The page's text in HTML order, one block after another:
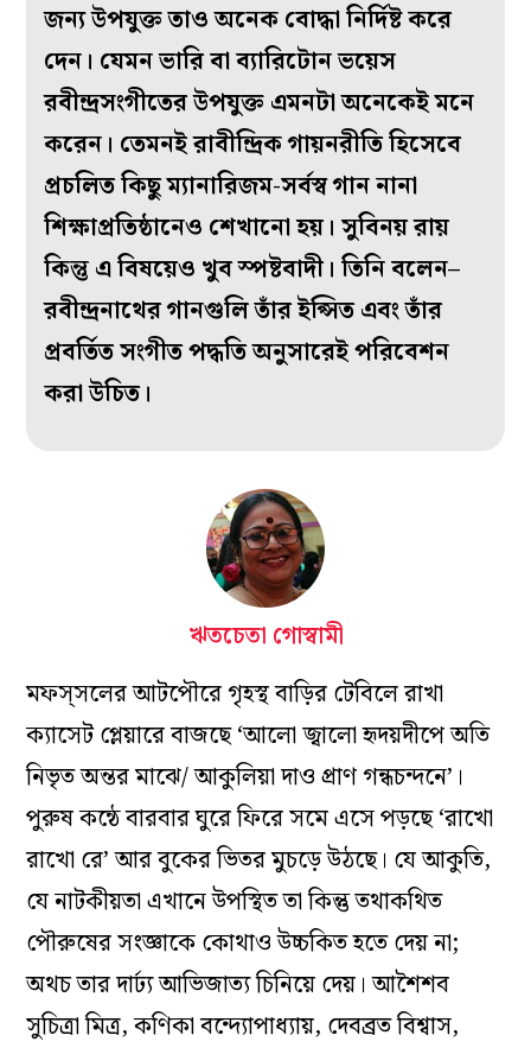
জন্য উপযুক্ত তাও অনেক বোদ্ধা নির্দিষ্ট করে
দেন। যেমন ভারি বা ব্যারিটোন ভয়েস
রবীন্দ্রসংগীতের উপযুক্ত এমনটা অনেকেই মনে
করেন। তেমনই রাবীন্দ্রিক গায়নরীতি হিসেবে
প্রচলিত কিছু ম্যানারিজম-সর্বস্ব গান নানা
শিক্ষাপ্রতিষ্ঠানেও শেখানো হয়। সুবিনয় রায়
কিন্তু এ বিষয়েও খুব স্পষ্টবাদী। তিনি বলেন–
রবীন্দ্রনাথের গানগুলি তাঁর ইপ্সিত এবং তাঁর
প্রবর্তিত সংগীত পদ্ধতি অনুসারেই পরিবেশন
করা উচিত।
ঋতচেতা গোস্বামী
মফস্‌সলের আটপৌরে গৃহস্থ বাড়ির টেবিলে রাখা
ক্যাসেট প্লেয়ারে বাজছে ‘আলো জ্বালো হৃদয়দীপে অতি
নিভৃত অন্তর মাঝে/ আকুলিয়া দাও প্রাণ গন্ধচন্দনে’।
পুরুষ কন্ঠে বারবার ঘুরে ফিরে সমে এসে পড়ছে ‘রাখো
রাখো রে’ আর বুকের ভিতর মুচড়ে উঠছে। যে আকুতি,
যে নাটকীয়তা এখানে উপস্থিত তা কিন্তু তথাকথিত
পৌরুষের সংজ্ঞাকে কোথাও উচ্চকিত হতে দেয় না;
অথচ তার দার্ঢ্য আভিজাত্য চিনিয়ে দেয়। আশৈশব
সুচিত্রা মিত্র, কণিকা বন্দ্যোপাধ্যায়, দেবব্রত বিশ্বাস,